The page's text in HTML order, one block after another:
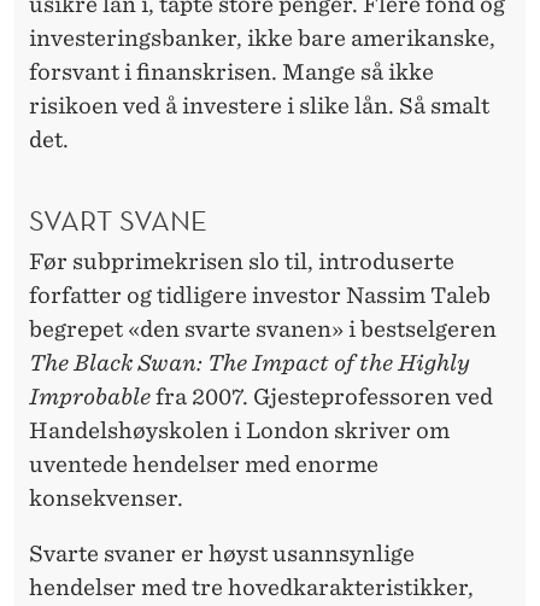
investeringsbanker, ikke bare amerikanske,
forsvant i finanskrisen. Mange så ikke
risikoen ved å investere i slike lån. Så smalt
det.
SVART SVANE
Før subprimekrisen slo til, introduserte
forfatter og tidligere investor Nassim Taleb
begrepet «den svarte svanen» i bestselgeren
The Black Swan: The Impact of the Highly
Improbablefra 2007. Gjesteprofessoren ved
Handelshøyskolen i London skriver om
uventede hendelser med enorme
konsekvenser.
Svarte svaner er høyst usannsynlige
hendelser med tre hovedkarakteristikker,